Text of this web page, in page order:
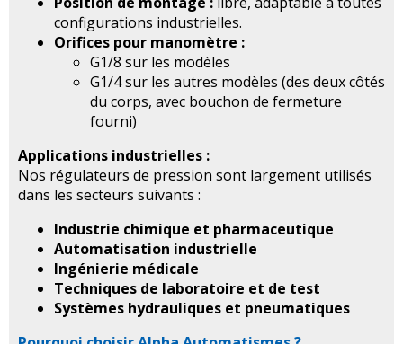
configurations industrielles.
Orifices pour manomètre :
G1/8 sur les modèles
G1/4 sur les autres modèles (des deux côtés
du corps, avec bouchon de fermeture
fourni)
Applications industrielles :
Nos régulateurs de pression sont largement utilisés
dans les secteurs suivants :
Industrie chimique et pharmaceutique
Automatisation industrielle
Ingénierie médicale
Techniques de laboratoire et de test
Systèmes hydrauliques et pneumatiques